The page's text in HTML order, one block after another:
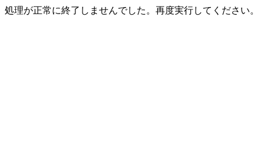
処理が正常に終了しませんでした。再度実行してください。